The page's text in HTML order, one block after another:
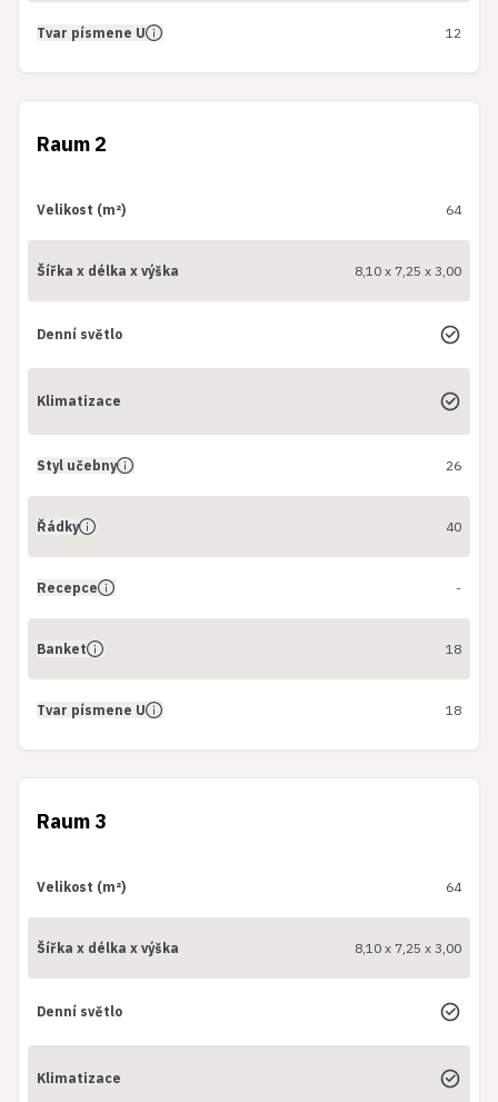
Tvar písmene U 12
Raum 2
Velikost (m²) 64
Šířka x délka x výška 8,10 x 7,25 x 3,00
Denní světlo
Klimatizace
Styl učebny 26
Řádky 40
Recepce -
Banket 18
Tvar písmene U 18
Raum 3
Velikost (m²) 64
Šířka x délka x výška 8,10 x 7,25 x 3,00
Denní světlo
Klimatizace